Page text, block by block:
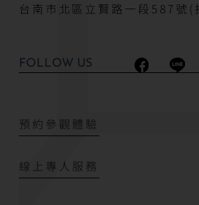
台南市北區立賢路一段587號(
FOLLOW US
預約參觀體驗
線上專人服務